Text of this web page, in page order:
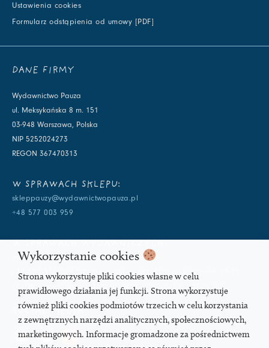
Ustawienia cookies
Formularz odstąpienia od umowy [PDF]
DANE FIRMY
Wydawnictwo Pauza
ul. Meksykańska 8 m. 151
03-948 Warszawa, Polska
NIP 5252024273
REGON 367470313
W SPRAWACH SKLEPU:
skleppauzy@wydawnictwopauza.pl
+48 577 003 959
info@wydawnictwopauza.pl
+48 501 177 119 (czynny w dni powszednie w godzinach 11-15,
proszę o wysłanie wiadomości SMS, gdybym nie odbierała)
SOCIAL MEDIA
Wykorzystanie cookies
Strona wykorzystuje pliki cookies własne w celu
prawidłowego działania jej funkcji. Strona wykorzystuje
również pliki cookies podmiotów trzecich w celu korzystania
z zewnętrznych narzędzi analitycznych, społecznościowych,
marketingowych. Informacje gromadzone za pośrednictwem